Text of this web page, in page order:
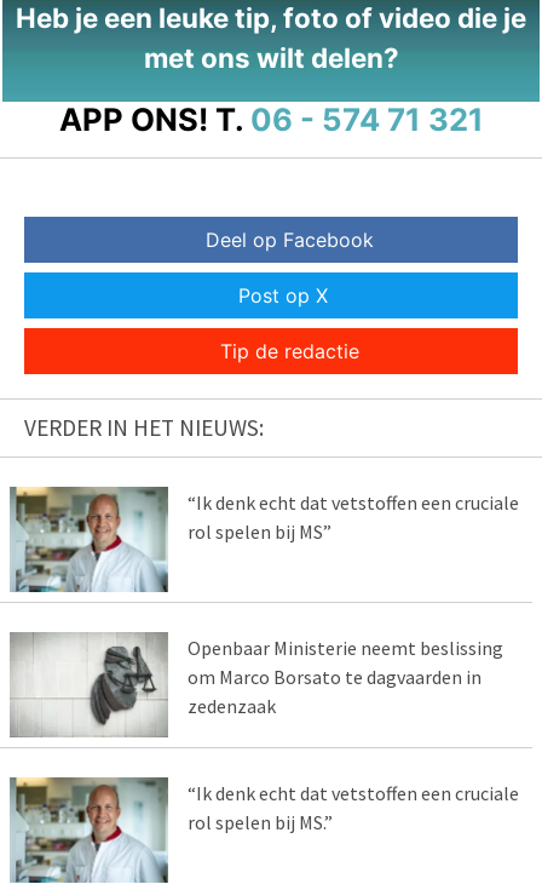
Heb je een leuke tip, foto of video die je
met ons wilt delen?
APP ONS! T. 06 - 574 71 321
Deel op Facebook
Post op X
Tip de redactie
VERDER IN HET NIEUWS:
“Ik denk echt dat vetstoffen een cruciale
rol spelen bij MS”
Openbaar Ministerie neemt beslissing
om Marco Borsato te dagvaarden in
zedenzaak
“Ik denk echt dat vetstoffen een cruciale
rol spelen bij MS.”